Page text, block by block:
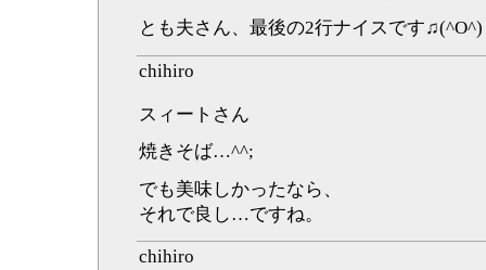
とも夫さん、最後の2行ナイスです♫(^O^)
chihiro
スィートさん
焼きそば…^^;
でも美味しかったなら、
それで良し…ですね。
chihiro